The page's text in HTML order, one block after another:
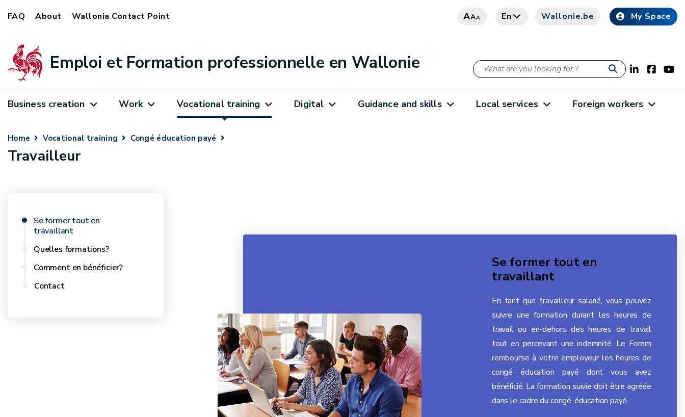
FAQ About Wallonia Contact Point AAA En Wallonie.be My Space
Emploi et Formation professionnelle en Wallonie
Business creation Work Vocational training Digital Guidance and skills Local services Foreign workers
Home Vocational training Congé éducation payé
Travailleur
Se former tout en
travaillant
Quelles formations?
Comment en bénéficier?
Contact
Se former tout en
travaillant
En tant que travailleur salarié, vous pouvez
suivre une formation durant les heures de
travail ou en-dehors des heures de travail
tout en percevant une indemnité. Le Forem
rembourse à votre employeur les heures de
congé éducation payé dont vous avez
bénéficié. La formation suivie doit être agréée
dans le cadre du congé-éducation payé.